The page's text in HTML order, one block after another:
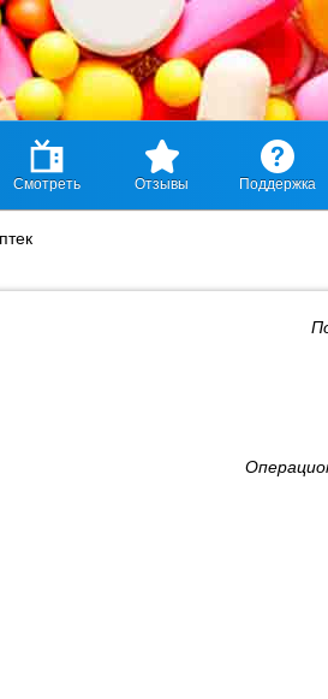
Смотреть Отзывы Поддержка